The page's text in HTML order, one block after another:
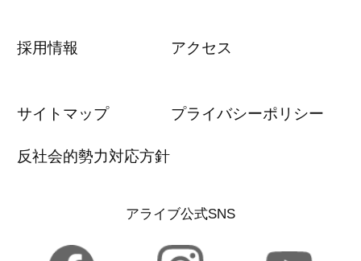
採用情報 アクセス
サイトマップ プライバシーポリシー
反社会的勢力対応方針
アライブ公式SNS